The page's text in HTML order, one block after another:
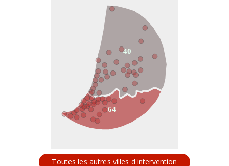
64
40
Toutes les autres villes d'intervention